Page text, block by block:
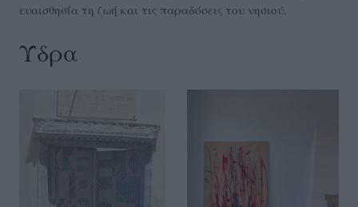
ευαισθησία τη ζωή και τις παραδόσεις του νησιού.
Ύδρα